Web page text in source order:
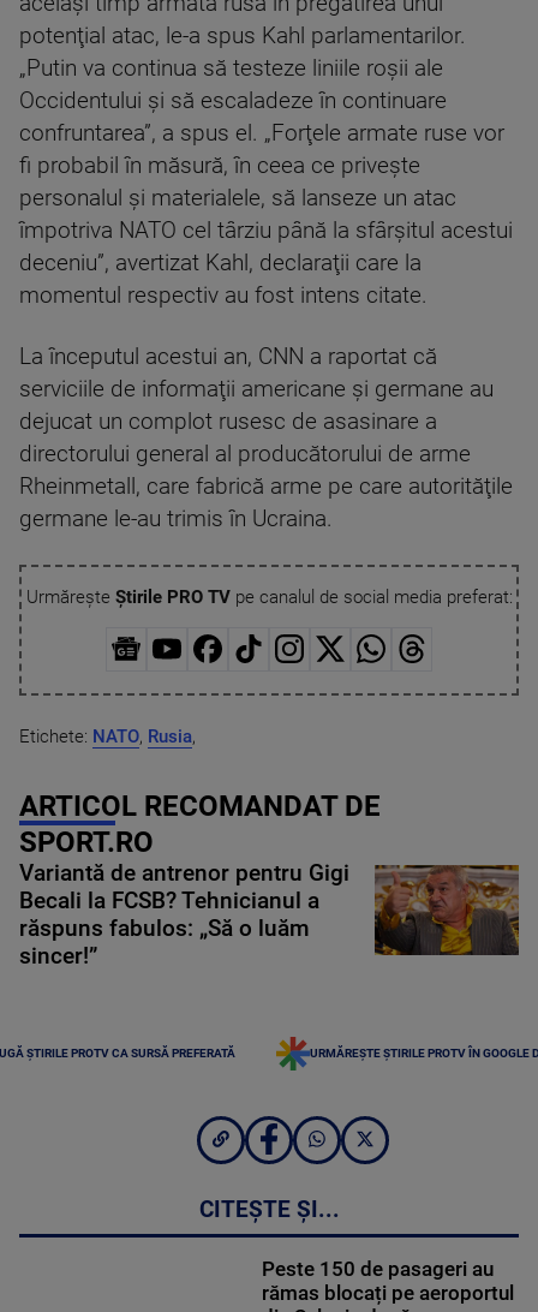
potenţial atac, le-a spus Kahl parlamentarilor.
„Putin va continua să testeze liniile roşii ale
Occidentului şi să escaladeze în continuare
confruntarea”, a spus el. „Forţele armate ruse vor
fi probabil în măsură, în ceea ce priveşte
personalul şi materialele, să lanseze un atac
împotriva NATO cel târziu până la sfârşitul acestui
deceniu”, avertizat Kahl, declaraţii care la
momentul respectiv au fost intens citate.
La începutul acestui an, CNN a raportat că
serviciile de informaţii americane şi germane au
dejucat un complot rusesc de asasinare a
directorului general al producătorului de arme
Rheinmetall, care fabrică arme pe care autorităţile
germane le-au trimis în Ucraina.
Urmărește Știrile PRO TVpe canalul de social media preferat:
Etichete: NATO, Rusia,
ARTICOL RECOMANDAT DE
SPORT.RO
Variantă de antrenor pentru Gigi
Becali la FCSB? Tehnicianul a
răspuns fabulos: „Să o luăm
sincer!”
ȘTIRILE PROTV CA SURSĂ PREFERATĂ URMĂREȘTE ȘTIRILE PROTV ÎN GOOGLE
CITEȘTE ȘI...
Peste 150 de pasageri au
rămas blocați pe aeroportul